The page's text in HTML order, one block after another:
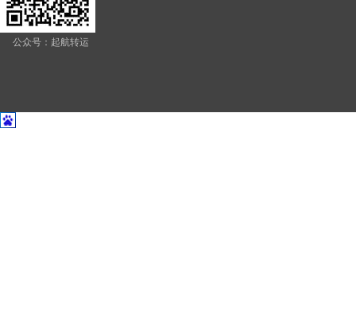
公众号：起航转运